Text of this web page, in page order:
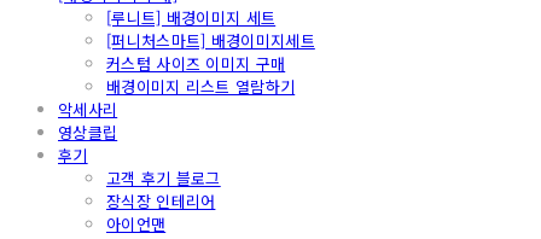
[루니트] 배경이미지 세트
[퍼니처스마트] 배경이미지세트
커스텀 사이즈 이미지 구매
배경이미지 리스트 열람하기
악세사리
영상클립
후기
고객 후기 블로그
장식장 인테리어
아이언맨